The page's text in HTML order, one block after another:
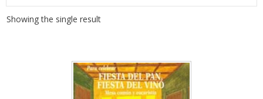
Showing the single result